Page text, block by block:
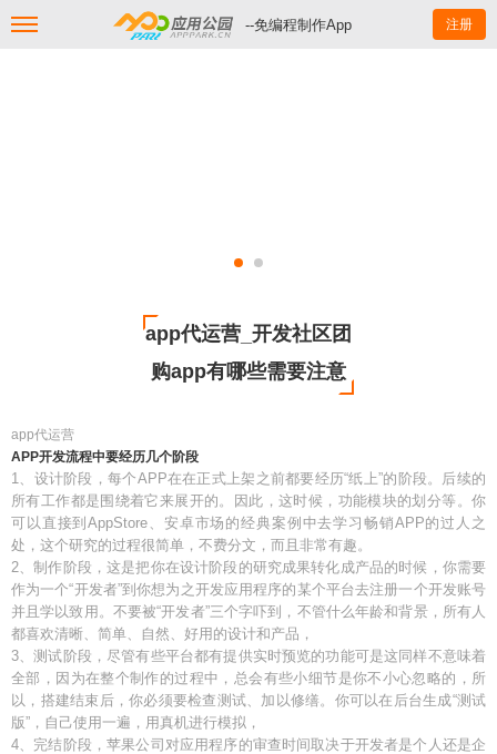
--免编程制作App 注册
app代运营_开发社区团
购app有哪些需要注意
app代运营
APP开发流程中要经历几个阶段
1、设计阶段，每个APP在在正式上架之前都要经历“纸上”的阶段。后续的
所有工作都是围绕着它来展开的。因此，这时候，功能模块的划分等。你
可以直接到AppStore、安卓市场的经典案例中去学习畅销APP的过人之
处，这个研究的过程很简单，不费分文，而且非常有趣。
2、制作阶段，这是把你在设计阶段的研究成果转化成产品的时候，你需要
作为一个“开发者”到你想为之开发应用程序的某个平台去注册一个开发账号
并且学以致用。不要被“开发者”三个字吓到，不管什么年龄和背景，所有人
都喜欢清晰、简单、自然、好用的设计和产品，
3、测试阶段，尽管有些平台都有提供实时预览的功能可是这同样不意味着
全部，因为在整个制作的过程中，总会有些小细节是你不小心忽略的，所
以，搭建结束后，你必须要检查测试、加以修缮。你可以在后台生成“测试
版”，自己使用一遍，用真机进行模拟，
4、完结阶段，苹果公司对应用程序的审查时间取决于开发者是个人还是企